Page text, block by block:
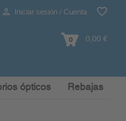
Iniciar sesión / Cuenta
0 0,00 €
ópticos Rebajas